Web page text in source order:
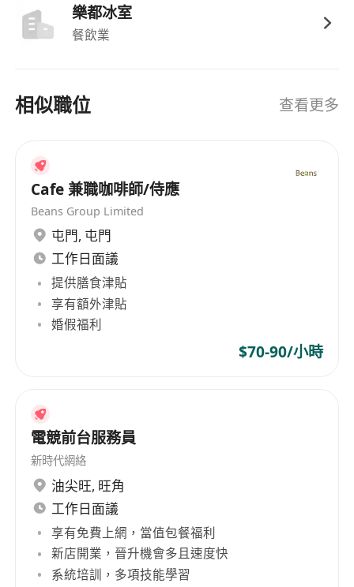
樂都冰室
餐飲業
相似職位 查看更多
Cafe 兼職咖啡師/侍應
Beans Group Limited
屯門, 屯門
工作日面議
提供膳食津貼
享有額外津貼
婚假福利
$70-90/小時
電競前台服務員
新時代網絡
油尖旺, 旺角
工作日面議
享有免費上網，當值包餐福利
新店開業，晉升機會多且速度快
系統培訓，多項技能學習